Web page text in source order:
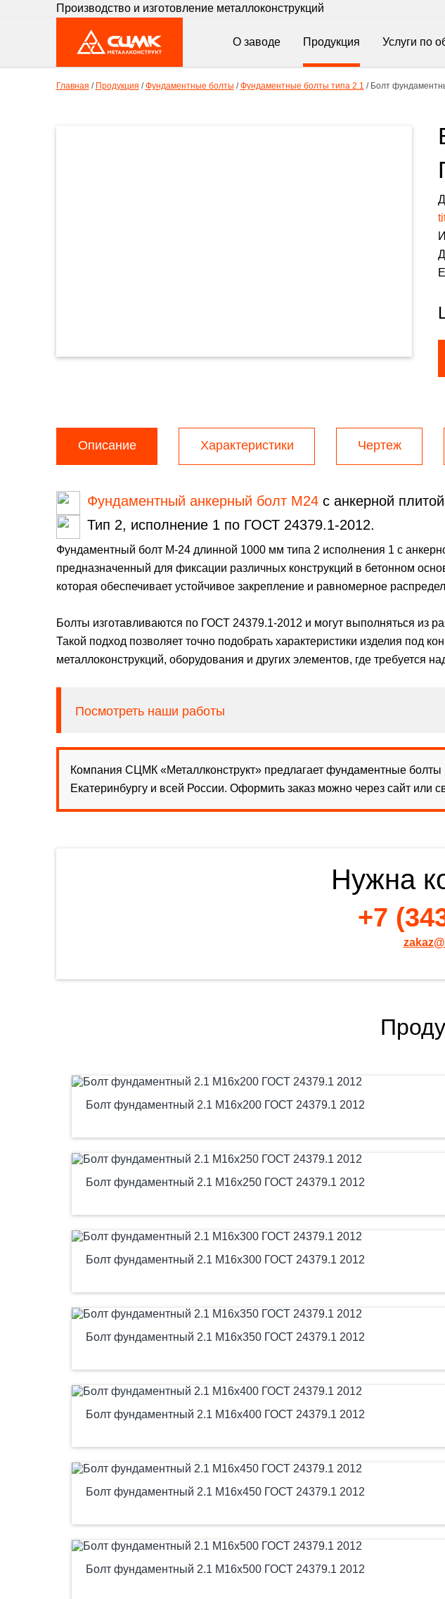
Производство и изготовление металлоконструкций
О заводе Продукция Услуги по
Главная / Продукция / Фундаментные болты / Фундаментные болты типа 2.1 / Болт
Описание Характеристики Чертеж
Фундаментный анкерный болт М24с анкерной
Тип 2, исполнение 1 по ГОСТ 24379.1-2012.
Фундаментный болт М-24 длинной 1000 мм типа 2 исполнения 1 с
предназначенный для фиксации различных конструкций в бетонном
которая обеспечивает устойчивое закрепление и равномерное
Болты изготавливаются по ГОСТ 24379.1-2012 и могут выполняться из
Такой подход позволяет точно подобрать характеристики изделия под
металлоконструкций, оборудования и других элементов, где требуется
Посмотреть наши работы
Компания СЦМК «Металлконструкт» предлагает фундаментные
Екатеринбургу и всей России. Оформить заказ можно через сайт или
Нужна
+7
Болт фундаментный 2.1 М16х200 ГОСТ 24379.1 2012
Болт фундаментный 2.1 М16х250 ГОСТ 24379.1 2012
Болт фундаментный 2.1 М16х300 ГОСТ 24379.1 2012
Болт фундаментный 2.1 М16х350 ГОСТ 24379.1 2012
Болт фундаментный 2.1 М16х400 ГОСТ 24379.1 2012
Болт фундаментный 2.1 М16х450 ГОСТ 24379.1 2012
Болт фундаментный 2.1 М16х500 ГОСТ 24379.1 2012